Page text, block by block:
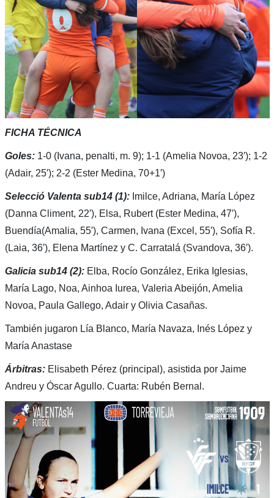
FICHA TÉCNICA
Goles:1-0 (Ivana, penalti, m. 9); 1-1 (Amelia Novoa, 23′); 1-2
(Adair, 25′); 2-2 (Ester Medina, 70+1′)
Selecció Valentasub14 (1):Imilce, Adriana, María López
(Danna Climent, 22′), Elsa, Rubert (Ester Medina, 47′),
Buendía(Amalia, 55′), Carmen, Ivana (Excel, 55′), Sofía R.
(Laia, 36′), Elena Martínez y C. Carratalá (Svandova, 36′).
Galiciasub14 (2):Elba, Rocío González, Erika Iglesias,
María Lago, Noa, Ainhoa Iurea, Valeria Abeijón, Amelia
Novoa, Paula Gallego, Adair y Olivia Casañas.
También jugaron Lía Blanco, María Navaza, Inés López y
María Anastase
Árbitras: Elisabeth Pérez (principal), asistida por Jaime
Andreu y Óscar Agullo. Cuarta: Rubén Bernal.